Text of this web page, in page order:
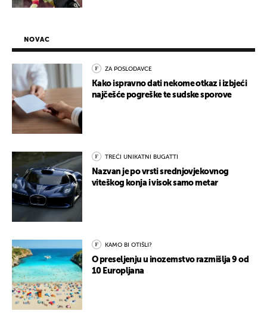
NOVAC
ZA POSLODAVCE
Kako ispravno dati nekome otkaz i izbjeći
najčešće pogreške te sudske sporove
TREĆI UNIKATNI BUGATTI
Nazvan je po vrsti srednjovjekovnog
viteškog konja i visok samo metar
KAMO BI OTIŠLI?
O preseljenju u inozemstvo razmišlja 9 od
10 Europljana